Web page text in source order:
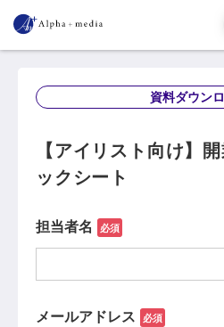
資料ダウン
【アイリスト向け】
ックシート
担当者名 必須
メールアドレス 必須